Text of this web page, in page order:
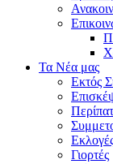
Τα Νέα μας
Εκτός
Γιορτές